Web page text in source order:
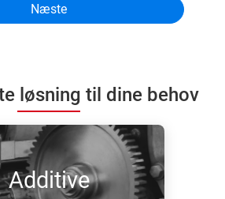
løsning til dine behov
Additive